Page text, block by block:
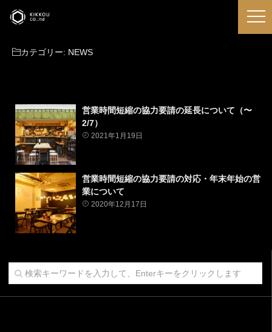
カテゴリー: NEWS
営業時間短縮の協力要請の延長について（〜
2/7）
2021年1月19日
営業時間短縮の協力要請の対応・年末年始の営
業について
2020年12月17日